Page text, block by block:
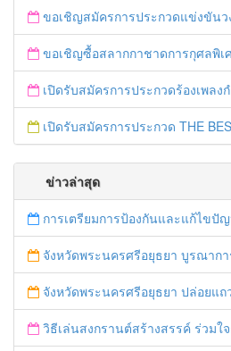
ขอเชิญสมัครการประกวดแข่งขันวงดนตรี Ayutthaya
ขอเชิญซื้อสลากกาชาดการกุศลพิเศษจังหวัดพระน
เปิดรับสมัครการประกวดร้องเพลงกำนัน
เปิดรับสมัครการประกวด THE BEST TO BE
ข่าวล่าสุด
การเตรียมการป้องกันและแก้ไขปัญห
จังหวัดพระนครศรีอยุธยา บูรณาการหน่วยงานที่เกี่ยวข้อง ลงพื้นที่จัดระเบียบและดำเนินมาตรการตามบทลงโทษสูงสุดกับผู้ประกอบการร้านค้าที่ยังฝ่าฝืนตั้งร้านค้ารุกล้ำเข
จังหวัดพระนครศรีอยุธยา ปล่อยแถวตำรวจ ทหาร ฝ่ายปกครอง กว่า 100 นาย ตรวจเข้มท่ารถสาธารณะ สถานีขนส่งรถโดยสาร วินร
วิธีเล่นสงกรานต์สร้างสรรค์ ร่วมใ